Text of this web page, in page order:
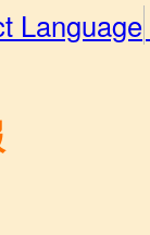
Language